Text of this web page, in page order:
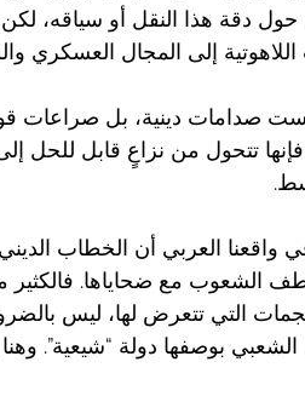
حول دقة هذا النقل أو سياقه،
إلى المجال العسكري
صدامات دينية، بل صراعات
تتحول من نزاعٍ قابل للحل
واقعنا العربي أن الخطاب
الشعوب مع ضحاياها. فالكثير
التي تتعرض لها، ليس
بوصفها دولة “شيعية”.